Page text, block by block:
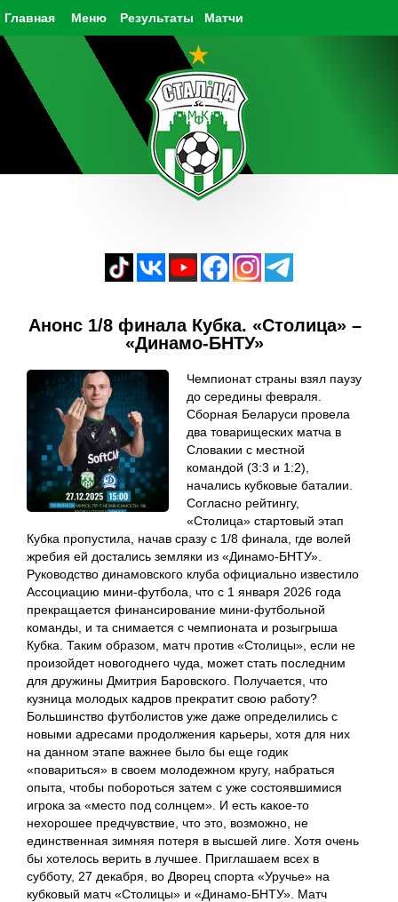
Главная Результаты Матчи
Меню
Анонс 1/8 финала Кубка. «Столица» –
«Динамо-БНТУ»
Чемпионат страны взял паузу
до середины февраля.
Сборная Беларуси провела
два товарищеских матча в
Словакии с местной
командой (3:3 и 1:2),
начались кубковые баталии.
Согласно рейтингу,
«Столица» стартовый этап
Кубка пропустила, начав сразу с 1/8 финала, где волей
жребия ей достались земляки из «Динамо-БНТУ».
Руководство динамовского клуба официально известило
Ассоциацию мини-футбола, что с 1 января 2026 года
прекращается финансирование мини-футбольной
команды, и та снимается с чемпионата и розыгрыша
Кубка. Таким образом, матч против «Столицы», если не
произойдет новогоднего чуда, может стать последним
для дружины Дмитрия Баровского. Получается, что
кузница молодых кадров прекратит свою работу?
Большинство футболистов уже даже определились с
новыми адресами продолжения карьеры, хотя для них
на данном этапе важнее было бы еще годик
«повариться» в своем молодежном кругу, набраться
опыта, чтобы побороться затем с уже состоявшимися
игрока за «место под солнцем». И есть какое-то
нехорошее предчувствие, что это, возможно, не
единственная зимняя потеря в высшей лиге. Хотя очень
бы хотелось верить в лучшее. Приглашаем всех в
субботу, 27 декабря, во Дворец спорта «Уручье» на
кубковый матч «Столицы» и «Динамо-БНТУ». Матч